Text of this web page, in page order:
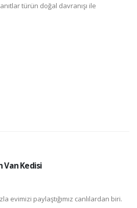
türün doğal davranışı ile
Van Kedisi
evimizi paylaştığımız canlılardan biri.